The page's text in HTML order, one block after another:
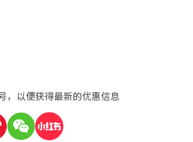
，以便获得最新的优惠信息